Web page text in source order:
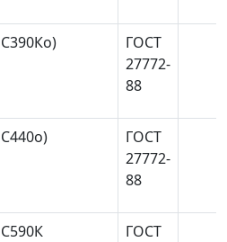
С390Ко)
ГОСТ
27772-
88
С440о)
ГОСТ
27772-
88
С590К
ГОСТ